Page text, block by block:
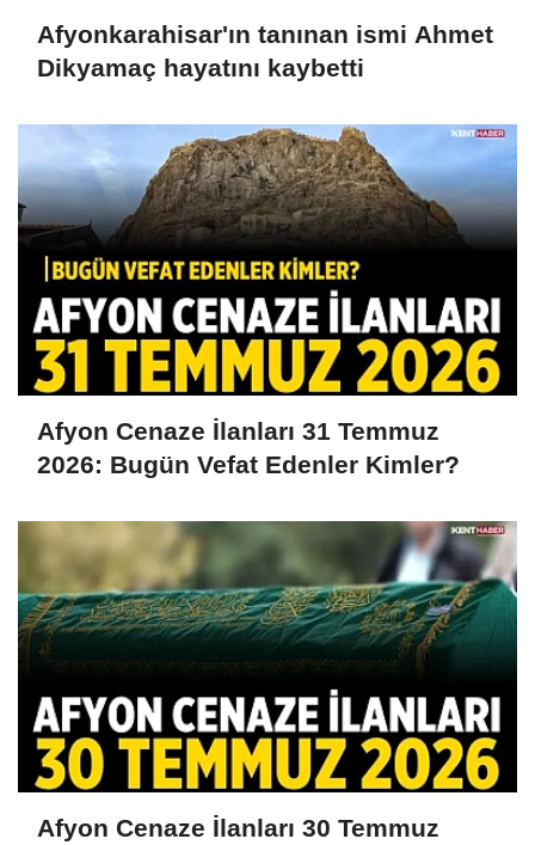
Afyonkarahisar'ın tanınan ismi Ahmet
Dikyamaç hayatını kaybetti
Afyon Cenaze İlanları 31 Temmuz
2026: Bugün Vefat Edenler Kimler?
Afyon Cenaze İlanları 30 Temmuz